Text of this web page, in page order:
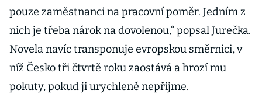
pouze zaměstnanci na pracovní poměr. Jedním z
nich je třeba nárok na dovolenou,“ popsal Jurečka.
Novela navíc transponuje evropskou směrnici, v
níž Česko tři čtvrtě roku zaostává a hrozí mu
pokuty, pokud ji urychleně nepřijme.